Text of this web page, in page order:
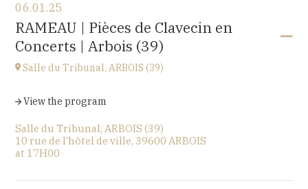
La Scala, PARIS
13, boulevard de Strasbourg 75010 Paris
at19H30
Go to site
06.01.25
RAMEAU | Pièces de Clavecin en
Concerts | Arbois (39)
Salle du Tribunal, ARBOIS (39)
View the program
Salle du Tribunal, ARBOIS (39)
10 rue de l’hôtel de ville, 39600 ARBOIS
at 17H00